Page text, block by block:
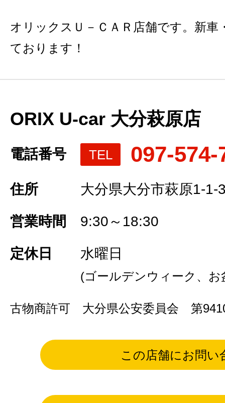
オリックスＵ－ＣＡＲ店舗です。新車
ております！
ORIX U-car 大分萩原店
電話番号 TEL 097-574-
住所 大分県大分市萩原1-1-
営業時間 9:30～18:30
定休日 水曜日
(ゴールデンウィーク、
古物商許可 大分県公安委員会 第
この店舗にお問い